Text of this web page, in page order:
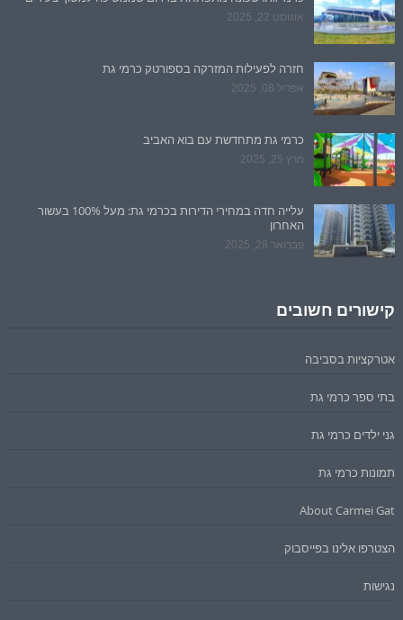
אוגוסט 22, 2025
חזרה לפעילות המזרקה בספורטק כרמי גת
אפריל 08, 2025
כרמי גת מתחדשת עם בוא האביב
מרץ 25, 2025
עלייה חדה במחירי הדירות בכרמי גת: מעל 100% בעשור
האחרון
פברואר 28, 2025
קישורים חשובים
אטרקציות בסביבה
בתי ספר כרמי גת
גני ילדים כרמי גת
תמונות כרמי גת
About Carmei Gat
הצטרפו אלינו בפייסבוק
נגישות